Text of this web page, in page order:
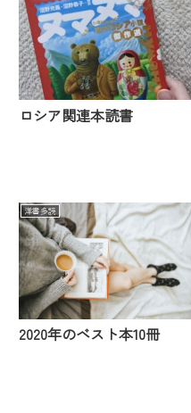
ロシア関連本読書
洋書多読
2020年のベスト本10冊